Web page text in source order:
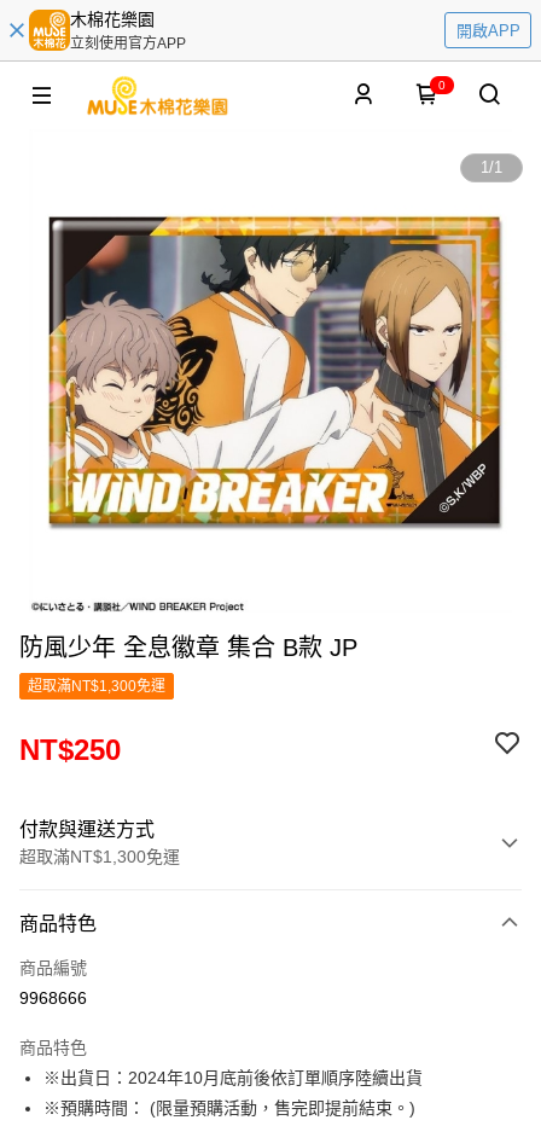
木棉花樂園
立刻使用官方APP
開啟APP
0
1/1
防風少年 全息徽章 集合 B款 JP
超取滿NT$1,300免運
NT$250
付款與運送方式
超取滿NT$1,300免運
信用卡一次付款
超商取貨付款
Apple Pay
悠遊付
商品特色
商品編號
9968666
商品特色
※出貨日：2024年10月底前後依訂單順序陸續出貨
※預購時間： (限量預購活動，售完即提前結束。)